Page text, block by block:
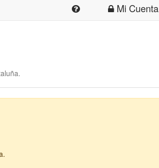
Mi Cuenta